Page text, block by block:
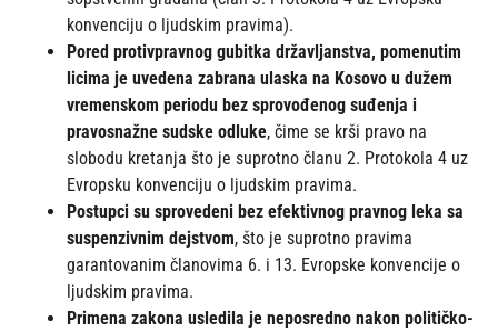
konvenciju o ljudskim pravima).
Pored protivpravnog gubitka državljanstva, pomenutim
licima je uvedena zabrana ulaska na Kosovo u dužem
vremenskom periodu bez sprovođenog suđenja i
pravosnažne sudske odluke, čime se krši pravo na
slobodu kretanja što je suprotno članu 2. Protokola 4 uz
Evropsku konvenciju o ljudskim pravima.
Postupci su sprovedeni bez efektivnog pravnog leka sa
suspenzivnim dejstvom, što je suprotno pravima
garantovanim članovima 6. i 13. Evropske konvencije o
ljudskim pravima.
Primena zakona usledila je neposredno nakon političko-